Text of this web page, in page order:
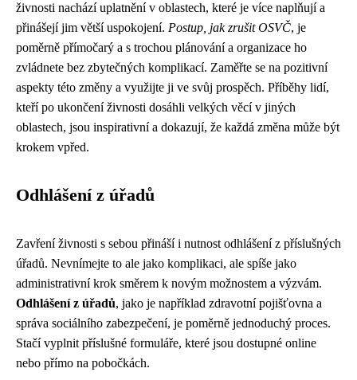
živnosti nachází uplatnění v oblastech, které je více naplňují a
přinášejí jim větší uspokojení. Postup, jak zrušit OSVČ, je
poměrně přímočarý a s trochou plánování a organizace ho
zvládnete bez zbytečných komplikací. Zaměřte se na pozitivní
aspekty této změny a využijte ji ve svůj prospěch. Příběhy lidí,
kteří po ukončení živnosti dosáhli velkých věcí v jiných
oblastech, jsou inspirativní a dokazují, že každá změna může být
krokem vpřed.
Odhlášení z úřadů
Zavření živnosti s sebou přináší i nutnost odhlášení z příslušných
úřadů. Nevnímejte to ale jako komplikaci, ale spíše jako
administrativní krok směrem k novým možnostem a výzvám.
Odhlášení z úřadů, jako je například zdravotní pojišťovna a
správa sociálního zabezpečení, je poměrně jednoduchý proces.
Stačí vyplnit příslušné formuláře, které jsou dostupné online
nebo přímo na pobočkách.